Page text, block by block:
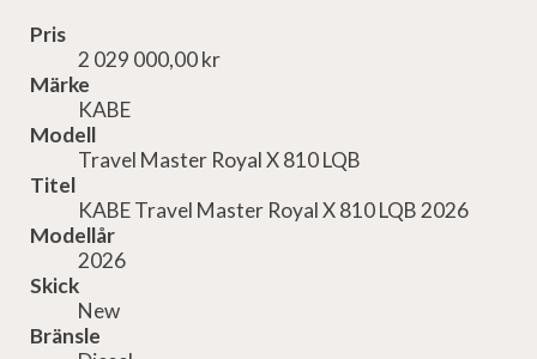
Pris
2 029 000,00 kr
Märke
KABE
Modell
Travel Master Royal X 810 LQB
Titel
KABE Travel Master Royal X 810 LQB 2026
Modellår
2026
Skick
New
Bränsle